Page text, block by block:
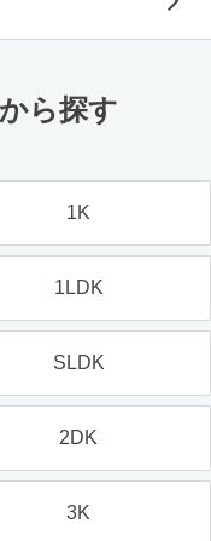
ら探す
1K
1LDK
SLDK
2DK
3K